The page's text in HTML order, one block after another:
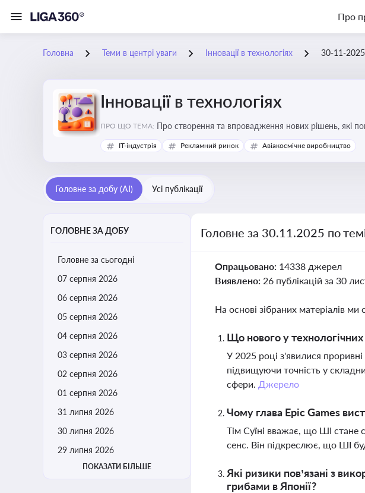
Про
Головна Теми в центрі уваги Інновації в технологіях 30-11-2025
Інновації в технологіях
ПРО ЩО ТЕМА: Про створення та впровадження нових рішень, які
процесів. Штучний інтелект та його використання
IT-індустрія Рекламний ринок Авіакосмічне виробництво
Головне за добу (AI) Усі публікації
ГОЛОВНЕ ЗА ДОБУ
Головне за сьогодні
07 серпня 2026
06 серпня 2026
05 серпня 2026
04 серпня 2026
03 серпня 2026
02 серпня 2026
01 серпня 2026
31 липня 2026
30 липня 2026
29 липня 2026
ПОКАЗАТИ БІЛЬШЕ
Головне за 30.11.2025 по
Опрацьовано: 14338 джерел
Виявлено: 26 публікацій за 30
На основі зібраних матеріалів ми
Що нового у технологічних
У 2025 році з'явилися
підвищуючи точність у
сфери. Джерело
Чому глава Epic Games
Тім Суїні вважає, що ШІ стане
сенс. Він підкреслює, що ШІ
Які ризики пов’язані з
грибами в Японії?